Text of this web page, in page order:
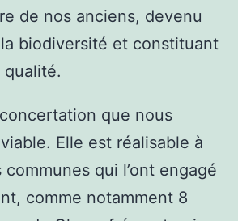
de nos anciens, devenu
biodiversité et constituant
qualité.
que nous
Elle est réalisable à
communes qui l’ont engagé
comme notamment 8